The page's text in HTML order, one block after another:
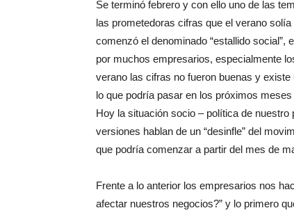
Se terminó febrero y con ello uno de las
las prometedoras cifras que el verano
comenzó el denominado “estallido
por muchos empresarios, especialmente
verano las cifras no fueron buenas y
lo que podría pasar en los próximos
Hoy la situación socio – política de
versiones hablan de un “desinfle” del
que podría comenzar a partir del mes de
Frente a lo anterior los empresarios nos
afectar nuestros negocios?” y lo primero